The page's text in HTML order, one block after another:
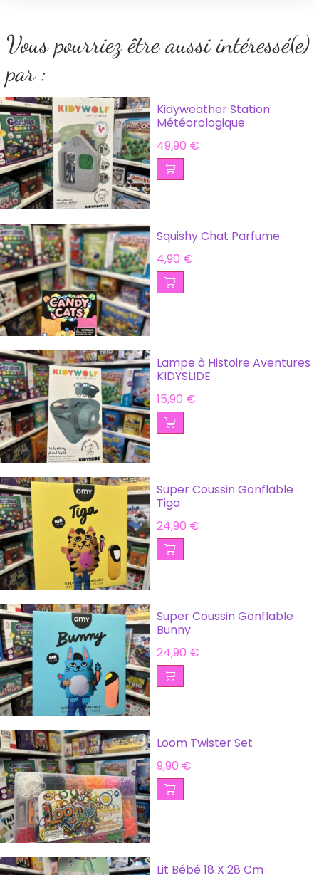
Vous pourriez être aussi intéressé(e)
par :
Kidyweather Station
Météorologique
49,90 €
Squishy Chat Parfume
4,90 €
Lampe à Histoire Aventures
KIDYSLIDE
15,90 €
Super Coussin Gonflable
Tiga
24,90 €
Super Coussin Gonflable
Bunny
24,90 €
Loom Twister Set
9,90 €
Lit Bébé 18 X 28 Cm